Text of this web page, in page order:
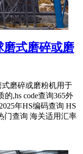
磨式磨碎或磨
式磨碎或磨粉机用于
,hs code查询365外
年HS编码查询 HS
门查询 海关适用汇率